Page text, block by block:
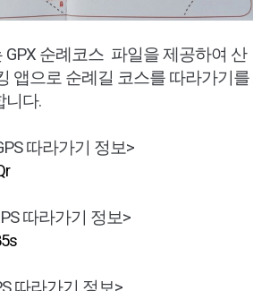
순례코스 파일을 제공하여 산
앱으로 순례길 코스를 따라가기를
니다.
따라가기 정보>
따라가기 정보>